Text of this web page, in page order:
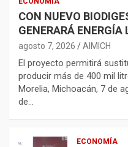
CON NUEVO
GENERARÁ ENERGÍA
BIOFERTILIZANTES
agosto 7, 2026 AIMICH
El proyecto permitirá
producir más de 400 mil
Morelia, Michoacán, 7 de
de…
ECONOMÍA